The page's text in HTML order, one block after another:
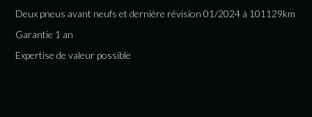
Deux pneus avant neufs et dernière révision 01/2024 à 101129km
Garantie 1 an
Expertise de valeur possible